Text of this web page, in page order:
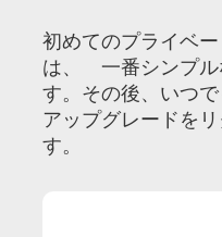
初めてのプライベ
は、 一番シンプル
す。その後、いつ
アップグレードを
す。